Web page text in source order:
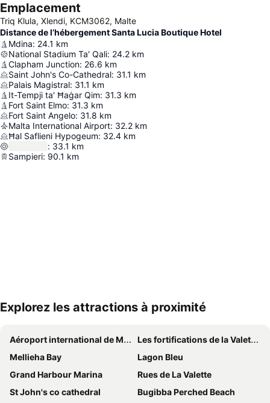
Emplacement
Triq Klula, Xlendi, KCM3062, Malte
Distance de l’hébergement Santa Lucia Boutique Hotel
Mdina: 24.1 km
National Stadium Ta' Qali: 24.2 km
Clapham Junction: 26.6 km
Saint John's Co-Cathedral: 31.1 km
Palais Magistral: 31.1 km
It-Tempji ta' Ħaġar Qim: 31.3 km
Fort Saint Elmo: 31.3 km
Fort Saint Angelo: 31.8 km
Malta International Airport: 32.2 km
Ħal Saflieni Hypogeum: 32.4 km
: 33.1 km
Sampieri: 90.1 km
Explorez les attractions à proximité
Aéroport international de Malte
Les fortifications de la Valette et Floriana
Mellieha Bay
Lagon Bleu
Grand Harbour Marina
Rues de La Valette
St John's co cathedral
Bugibba Perched Beach